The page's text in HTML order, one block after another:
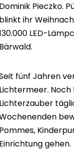
Dominik Pieczko.
blinkt ihr
LED-
Bärwald.
fünf Jahren
Lichtermeer.
Lichterzauber
Pommes,
Einrichtung gehen.